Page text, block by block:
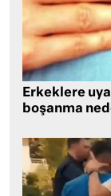
Erkeklere
boşanma